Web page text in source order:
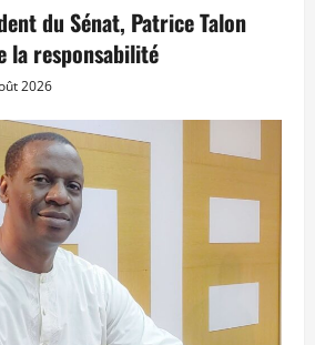
du Sénat, Patrice Talon
la responsabilité
2026